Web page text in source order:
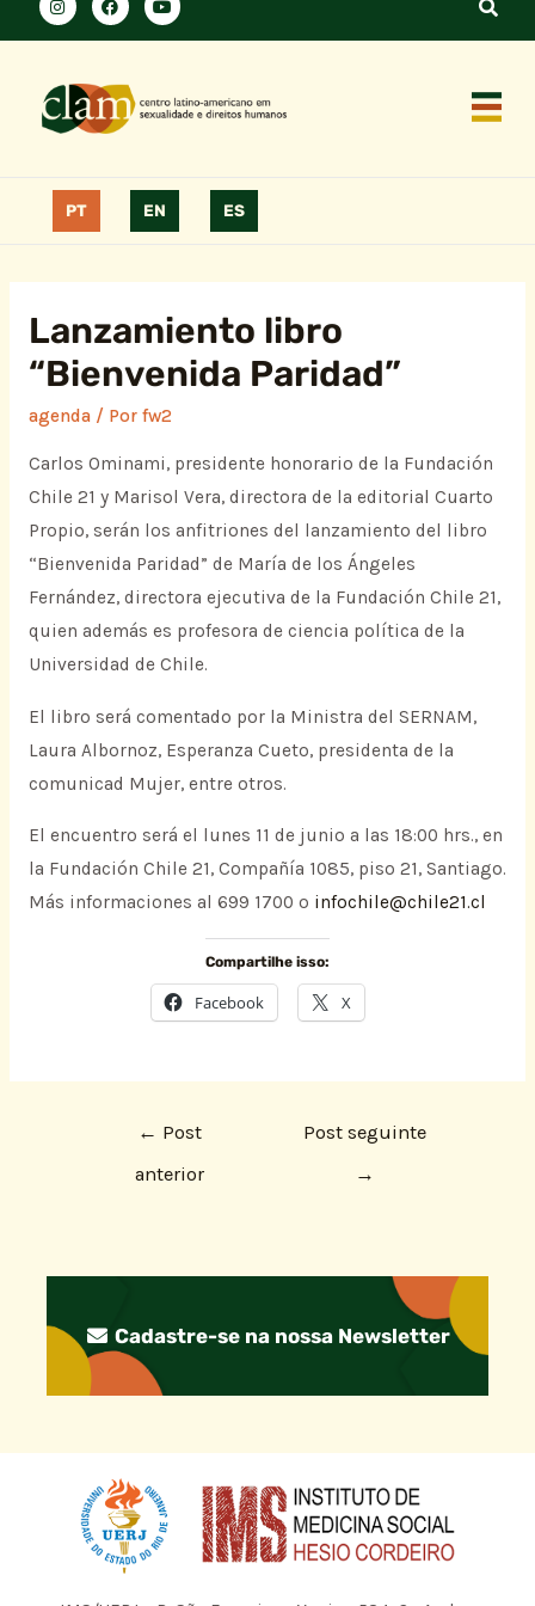
PT EN ES
Lanzamiento libro
“Bienvenida Paridad”
agenda/ Por fw2
Carlos Ominami, presidente honorario de la Fundación
Chile 21 y Marisol Vera, directora de la editorial Cuarto
Propio, serán los anfitriones del lanzamiento del libro
“Bienvenida Paridad” de María de los Ángeles
Fernández, directora ejecutiva de la Fundación Chile 21,
quien además es profesora de ciencia política de la
Universidad de Chile.
El libro será comentado por la Ministra del SERNAM,
Laura Albornoz, Esperanza Cueto, presidenta de la
comunicad Mujer, entre otros.
El encuentro será el lunes 11 de junio a las 18:00 hrs., en
la Fundación Chile 21, Compañía 1085, piso 21, Santiago.
Más informaciones al 699 1700 o infochile@chile21.cl
Compartilhe isso:
Facebook X
← Post
anterior
Post seguinte
→
Cadastre-se na nossa Newsletter